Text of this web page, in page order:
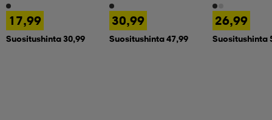
17,99
Suositushinta 30,99
30,99
Suositushinta 47,99
26,99
Suositushinta